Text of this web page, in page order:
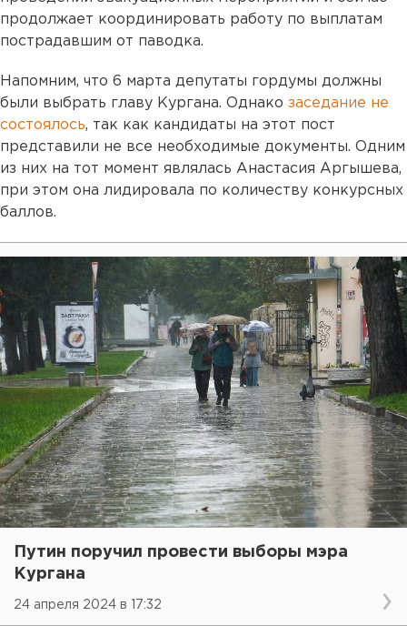
продолжает координировать работу по выплатам
пострадавшим от паводка.
Напомним, что 6 марта депутаты гордумы должны
были выбрать главу Кургана. Однако заседание не
состоялось, так как кандидаты на этот пост
представили не все необходимые документы. Одним
из них на тот момент являлась Анастасия Аргышева,
при этом она лидировала по количеству конкурсных
баллов.
Путин поручил провести выборы мэра
Кургана
24 апреля 2024 в 17:32